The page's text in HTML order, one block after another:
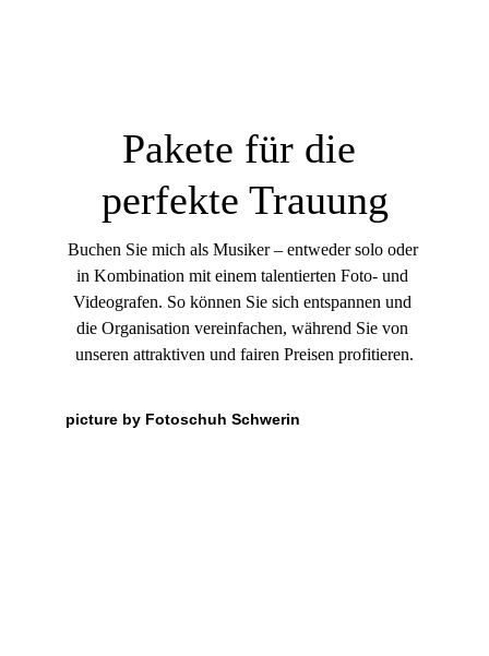
Pakete für die
perfekte Trauung
Buchen Sie mich als Musiker – entweder solo oder
in Kombination mit einem talentierten Foto- und
Videografen. So können Sie sich entspannen und
die Organisation vereinfachen, während Sie von
unseren attraktiven und fairen Preisen profitieren.
picture by Fotoschuh Schwerin